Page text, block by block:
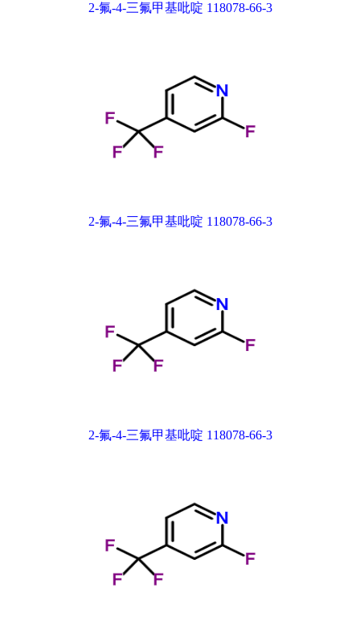
2-氟-4-三氟甲基吡啶 118078-66-3
2-氟-4-三氟甲基吡啶 118078-66-3
2-氟-4-三氟甲基吡啶 118078-66-3